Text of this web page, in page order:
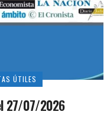
ÚTILES
27/07/2026